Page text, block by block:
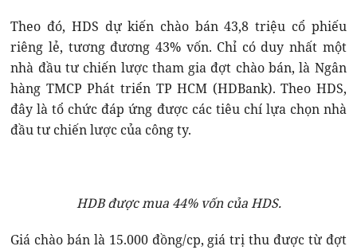
Theo đó, HDS dự kiến chào bán 43,8 triệu cổ phiếu
riêng lẻ, tương đương 43% vốn. Chỉ có duy nhất một
nhà đầu tư chiến lược tham gia đợt chào bán, là Ngân
hàng TMCP Phát triển TP HCM (HDBank). Theo HDS,
đây là tổ chức đáp ứng được các tiêu chí lựa chọn nhà
đầu tư chiến lược của công ty.
HDB được mua 44% vốn của HDS.
Giá chào bán là 15.000 đồng/cp, giá trị thu được từ đợt